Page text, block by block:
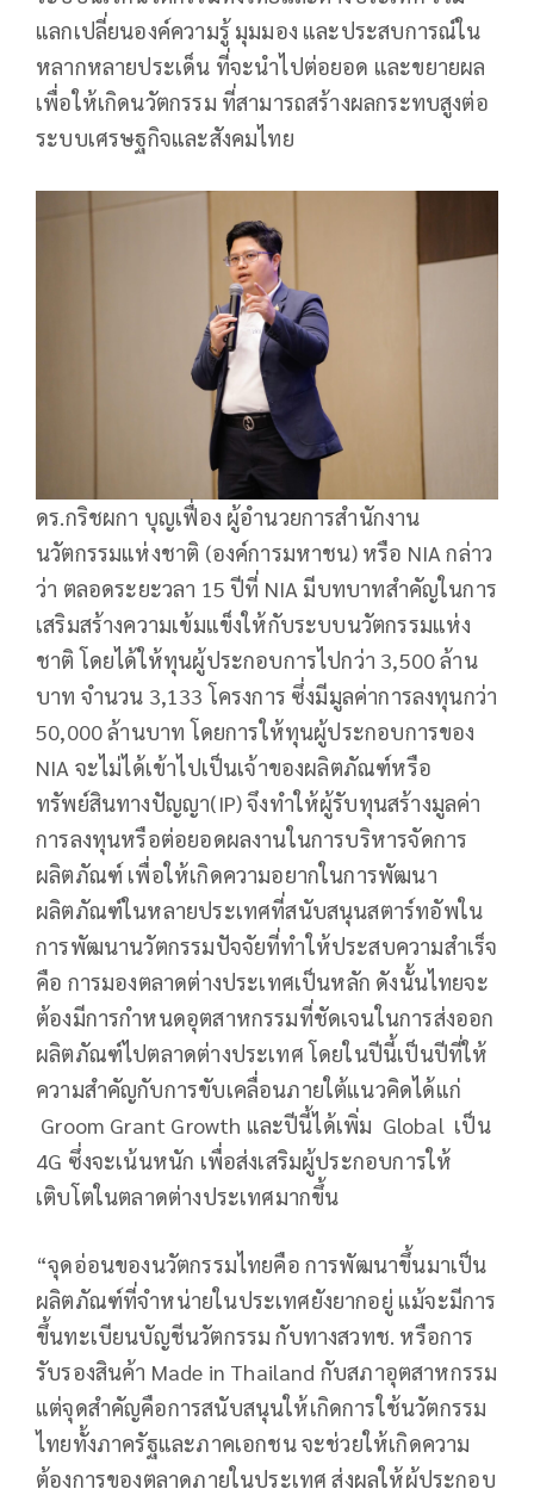
แลกเปลี่ยนองค์ความรู้ มุมมอง และประสบการณ์ใน
หลากหลายประเด็น ที่จะนำไปต่อยอด และขยายผล
เพื่อให้เกิดนวัตกรรม ที่สามารถสร้างผลกระทบสูงต่อ
ระบบเศรษฐกิจและสังคมไทย
ดร.กริชผกา บุญเฟื่อง ผู้อำนวยการสำนักงาน
นวัตกรรมแห่งชาติ (องค์การมหาชน) หรือ NIA กล่าว
ว่า ตลอดระยะวลา 15 ปีที่ NIA มีบทบาทสำคัญในการ
เสริมสร้างความเข้มแข็งให้กับระบบนวัตกรรมแห่ง
ชาติ โดยได้ให้ทุนผู้ประกอบการไปกว่า 3,500 ล้าน
บาท จำนวน 3,133 โครงการ ซึ่งมีมูลค่าการลงทุนกว่า
50,000 ล้านบาท โดยการให้ทุนผู้ประกอบการของ
NIA จะไม่ได้เข้าไปเป็นเจ้าของผลิตภัณฑ์หรือ
ทรัพย์สินทางปัญญา(IP) จึงทำให้ผู้รับทุนสร้างมูลค่า
การลงทุนหรือต่อยอดผลงานในการบริหารจัดการ
ผลิตภัณฑ์ เพื่อให้เกิดความอยากในการพัฒนา
ผลิตภัณฑ์ในหลายประเทศที่สนับสนุนสตาร์ทอัพใน
การพัฒนานวัตกรรมปัจจัยที่ทำให้ประสบความสำเร็จ
คือ การมองตลาดต่างประเทศเป็นหลัก ดังนั้นไทยจะ
ต้องมีการกำหนดอุตสาหกรรมที่ชัดเจนในการส่งออก
ผลิตภัณฑ์ไปตลาดต่างประเทศ โดยในปีนี้เป็นปีที่ให้
ความสำคัญกับการขับเคลื่อนภายใต้แนวคิดได้แก่
Groom Grant Growth และปีนี้ได้เพิ่ม Global เป็น
4G ซึ่งจะเน้นหนัก เพื่อส่งเสริมผู้ประกอบการให้
เติบโตในตลาดต่างประเทศมากขึ้น
“จุดอ่อนของนวัตกรรมไทยคือ การพัฒนาขึ้นมาเป็น
ผลิตภัณฑ์ที่จำหน่ายในประเทศยังยากอยู่ แม้จะมีการ
ขึ้นทะเบียนบัญชีนวัตกรรม กับทางสวทช. หรือการ
รับรองสินค้า Made in Thailand กับสภาอุตสาหกรรม
แต่จุดสำคัญคือการสนับสนุนให้เกิดการใช้นวัตกรรม
ไทยทั้งภาครัฐและภาคเอกชน จะช่วยให้เกิดความ
ต้องการของตลาดภายในประเทศ ส่งผลให้ผู้ประกอบ